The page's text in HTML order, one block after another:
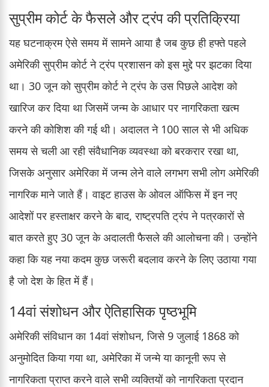
सुप्रीम कोर्ट के फैसले और ट्रंप की प्रतिक्रिया
यह घटनाक्रम ऐसे समय में सामने आया है जब कुछ ही हफ्ते पहले
अमेरिकी सुप्रीम कोर्ट ने ट्रंप प्रशासन को इस मुद्दे पर झटका दिया
था। 30 जून को सुप्रीम कोर्ट ने ट्रंप के उस पिछले आदेश को
खारिज कर दिया था जिसमें जन्म के आधार पर नागरिकता खत्म
करने की कोशिश की गई थी। अदालत ने 100 साल से भी अधिक
समय से चली आ रही संवैधानिक व्यवस्था को बरकरार रखा था,
जिसके अनुसार अमेरिका में जन्म लेने वाले लगभग सभी लोग अमेरिकी
नागरिक माने जाते हैं। वाइट हाउस के ओवल ऑफिस में इन नए
आदेशों पर हस्ताक्षर करने के बाद, राष्ट्रपति ट्रंप ने पत्रकारों से
बात करते हुए 30 जून के अदालती फैसले की आलोचना की। उन्होंने
कहा कि यह नया कदम कुछ जरूरी बदलाव करने के लिए उठाया गया
है जो देश के हित में हैं।
14वां संशोधन और ऐतिहासिक पृष्ठभूमि
अमेरिकी संविधान का 14वां संशोधन, जिसे 9 जुलाई 1868 को
अनुमोदित किया गया था, अमेरिका में जन्मे या कानूनी रूप से
नागरिकता प्राप्त करने वाले सभी व्यक्तियों को नागरिकता प्रदान